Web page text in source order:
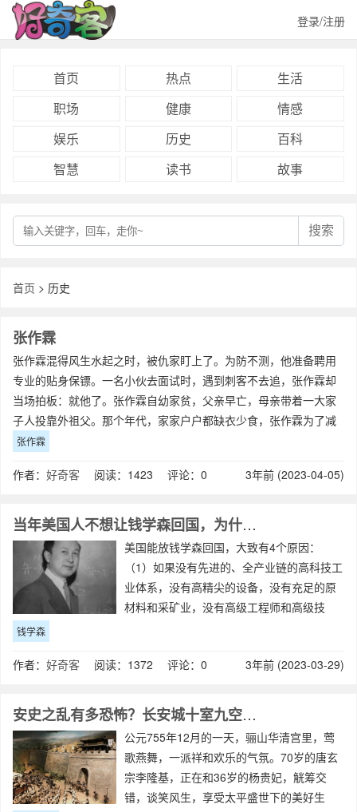
登录/注册
首页 热点
生活
职场
健康
情感
娱乐
历史
百科
智慧
读书 故事
搜索
首页 > 历史
张作霖
张作霖混得风生水起之时，被仇家盯上了。为防不测，他准备聘用
专业的贴身保镖。一名小伙去面试时，遇到刺客不去追，张作霖却
当场拍板：就他了。张作霖自幼家贫，父亲早亡，母亲带着一大家
子人投靠外祖父。那个年代，家家户户都缺衣少食，张作霖为了减
轻家里负担，14岁就外出讨生活。甲午中
张作霖
作者： 好奇客 阅读：1423 评论：0 3年前 (2023-04-05)
当年美国人不想让钱学森回国，为什么不找机会干掉他？
美国能放钱学森回国，大致有4个原因：
（1）如果没有先进的、全产业链的高科技工
业体系，没有高精尖的设备，没有充足的原
材料和采矿业，没有高级工程师和高级技
森只是航空和导弹科学家，美国人坚信中国
钱学森
作者： 好奇客 阅读：1372 评论：0 3年前 (2023-03-29)
安史之乱有多恐怖？长安城十室九空，三万百姓被煮熟吃掉
公元755年12月的一天，骊山华清宫里，莺
歌燕舞，一派祥和欢乐的气氛。70岁的唐玄
宗李隆基，正在和36岁的杨贵妃，觥筹交
错，谈笑风生，享受太平盛世下的美好生